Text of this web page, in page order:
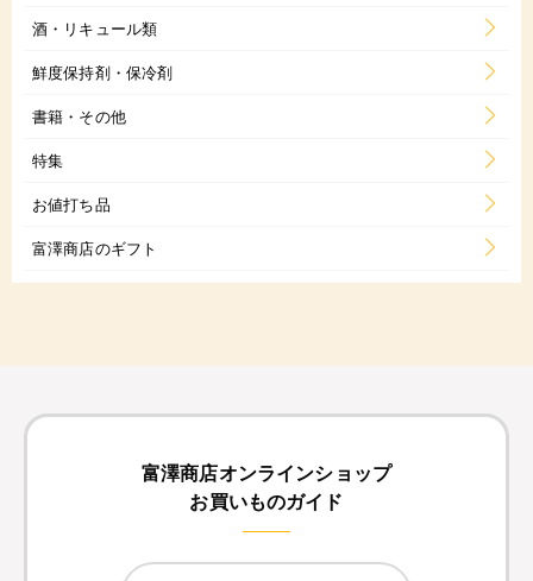
酒・リキュール類
鮮度保持剤・保冷剤
書籍・その他
特集
お値打ち品
富澤商店のギフト
富澤商店オンラインショップ
お買いものガイド